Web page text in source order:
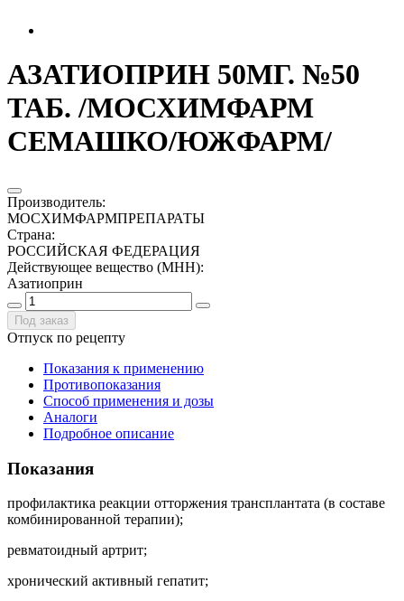
АЗАТИОПРИН 50МГ. №50
ТАБ. /МОСХИМФАРМ
СЕМАШКО/ЮЖФАРМ/
Производитель:
МОСХИМФАРМПРЕПАРАТЫ
Страна:
РОССИЙСКАЯ ФЕДЕРАЦИЯ
Действующее вещество (МНН):
Азатиоприн
Под заказ
Отпуск по рецепту
Показания к применению
Противопоказания
Способ применения и дозы
Аналоги
Подробное описание
Показания
профилактика реакции отторжения трансплантата (в составе
комбинированной терапии);
ревматоидный артрит;
хронический активный гепатит;